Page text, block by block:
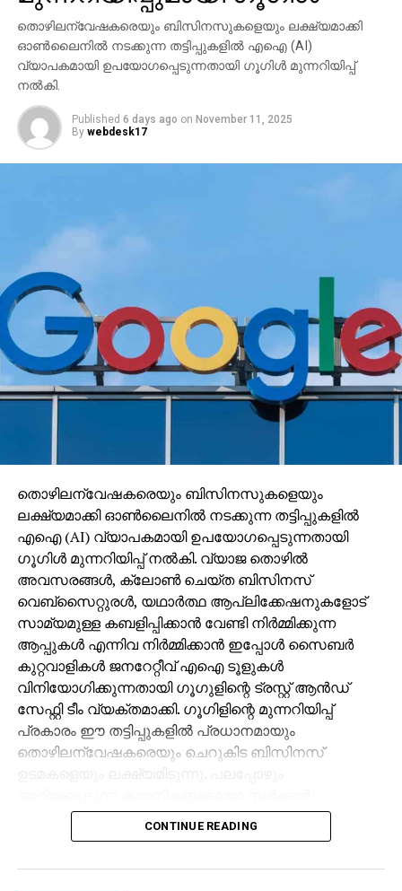
തൊഴിലന്വേഷകരെയും ബിസിനസുകളെയും ലക്ഷ്യമാക്കി
ഓണ്‍ലൈനില്‍ നടക്കുന്ന തട്ടിപ്പുകളില്‍ എഐ (AI)
വ്യാപകമായി ഉപയോഗപ്പെടുന്നതായി ഗൂഗിള്‍ മുന്നറിയിപ്പ്
നല്‍കി.
Published 6 days ago on November 11, 2025
By webdesk17
തൊഴിലന്വേഷകരെയും ബിസിനസുകളെയും
ലക്ഷ്യമാക്കി ഓണ്‍ലൈനില്‍ നടക്കുന്ന തട്ടിപ്പുകളില്‍
എഐ (AI) വ്യാപകമായി ഉപയോഗപ്പെടുന്നതായി
ഗൂഗിള്‍ മുന്നറിയിപ്പ് നല്‍കി. വ്യാജ തൊഴില്‍
അവസരങ്ങള്‍, ക്ലോണ്‍ ചെയ്ത ബിസിനസ്
വെബ്‌സൈറ്റുരള്‍, യഥാര്‍ത്ഥ ആപ്ലിക്കേഷനുകളോട്
സാമ്യമുള്ള കബളിപ്പിക്കാന്‍ വേണ്ടി നിര്‍മ്മിക്കുന്ന
ആപ്പുകള്‍ എന്നിവ നിര്‍മ്മിക്കാന്‍ ഇപ്പോള്‍ സൈബര്‍
കുറ്റവാളികള്‍ ജനറേറ്റീവ് എഐ ടൂളുകള്‍
വിനിയോഗിക്കുന്നതായി ഗൂഗുളിന്റെ ട്രസ്റ്റ് ആന്‍ഡ്
സേഫ്റ്റി ടീം വ്യക്തമാക്കി. ഗൂഗിളിന്റെ മുന്നറിയിപ്പ്
പ്രകാരം ഈ തട്ടിപ്പുകളില്‍ പ്രധാനമായും
തൊഴിലന്വേഷകരെയും ചെറുകിട ബിസിനസ്
ഏജന്‍സികളുടെയോ പേരില്‍ വ്യാജ ജോലി
ലിസ്റ്റിംഗുകള്‍ സൃഷ്ടിക്കപ്പെടുന്നു. ഇരകളോട്
CONTINUE READING